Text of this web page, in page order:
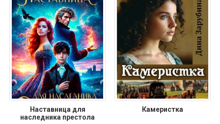
Наставница для
наследника престола
Камеристка